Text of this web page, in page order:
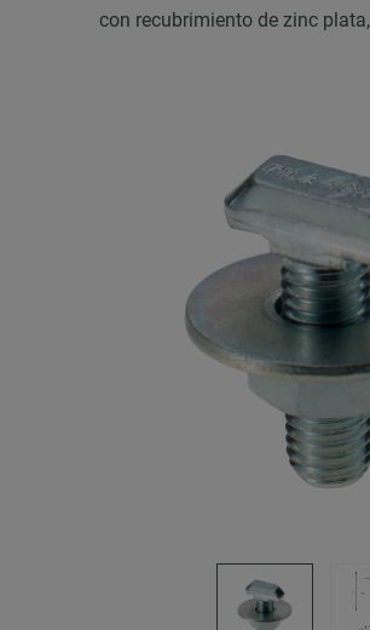
con recubrimiento de zinc